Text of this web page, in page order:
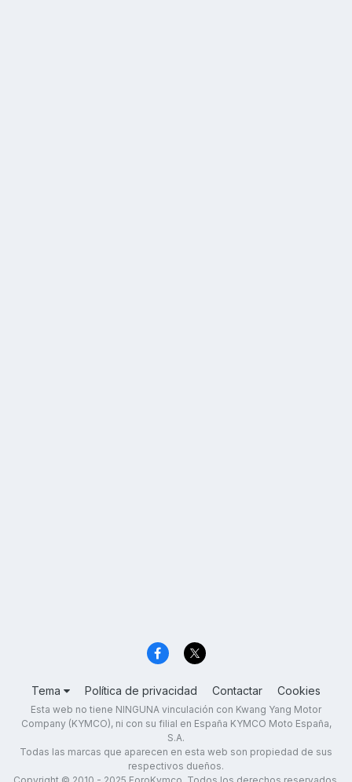
Tema Política de privacidad Contactar Cookies
Esta web no tiene NINGUNA vinculación con Kwang Yang Motor
Company (KYMCO), ni con su filial en España KYMCO Moto España,
S.A.
Todas las marcas que aparecen en esta web son propiedad de sus
respectivos dueños.